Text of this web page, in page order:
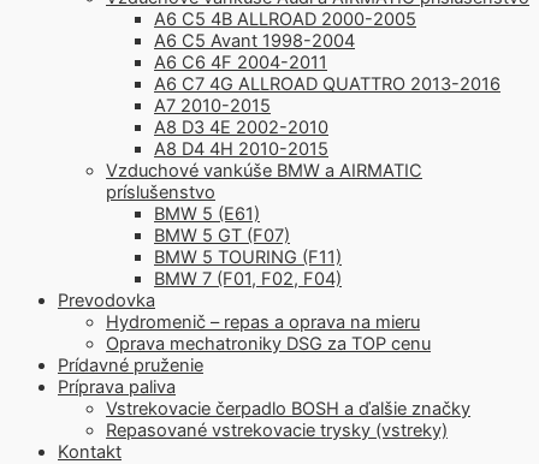
A6 C5 4B ALLROAD 2000-2005
A6 C5 Avant 1998-2004
A6 C6 4F 2004-2011
A6 C7 4G ALLROAD QUATTRO 2013-2016
A7 2010-2015
A8 D3 4E 2002-2010
A8 D4 4H 2010-2015
Vzduchové vankúše BMW a AIRMATIC
príslušenstvo
BMW 5 (E61)
BMW 5 GT (F07)
BMW 5 TOURING (F11)
BMW 7 (F01, F02, F04)
Prevodovka
Hydromenič – repas a oprava na mieru
Oprava mechatroniky DSG za TOP cenu
Prídavné pruženie
Príprava paliva
Vstrekovacie čerpadlo BOSH a ďalšie značky
Repasované vstrekovacie trysky (vstreky)
Kontakt